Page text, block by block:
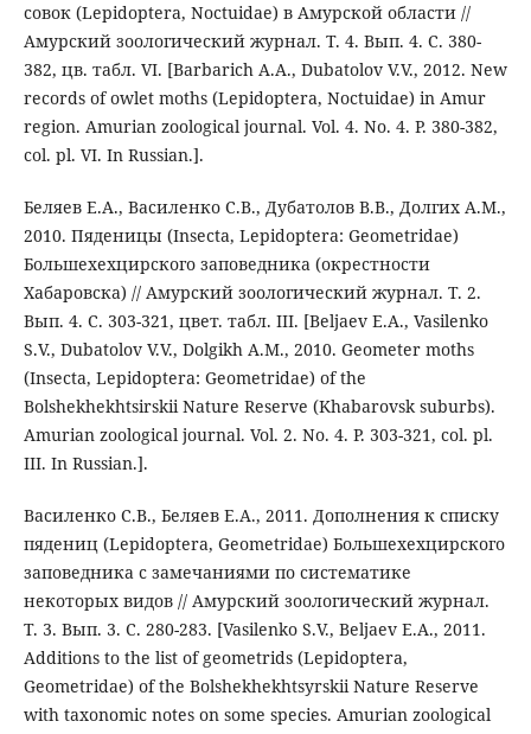
совок (Lepidoptera, Noctuidae) в Амурской области //
Амурский зоологический журнал. Т. 4. Вып. 4. С. 380-
382, цв. табл. VI. [Barbarich A.A., Dubatolov V.V., 2012. New
records of owlet moths (Lepidoptera, Noctuidae) in Amur
region. Amurian zoological journal. Vol. 4. No. 4. P. 380-382,
col. pl. VI. In Russian.].
Беляев Е.А., Василенко С.В., Дубатолов В.В., Долгих А.М.,
2010. Пяденицы (Insecta, Lepidoptera: Geometridae)
Большехехцирского заповедника (окрестности
Хабаровска) // Амурский зоологический журнал. Т. 2.
Вып. 4. С. 303-321, цвет. табл. III. [Beljaev E.A., Vasilenko
S.V., Dubatolov V.V., Dolgikh A.M., 2010. Geometer moths
(Insecta, Lepidoptera: Geometridae) of the
Bolshekhekhtsirskii Nature Reserve (Khabarovsk suburbs).
Amurian zoological journal. Vol. 2. No. 4. P. 303-321, col. pl.
III. In Russian.].
Василенко С.В., Беляев Е.А., 2011. Дополнения к списку
пядениц (Lepidoptera, Geometridae) Большехехцирского
заповедника с замечаниями по систематике
некоторых видов // Амурский зоологический журнал.
Т. 3. Вып. 3. С. 280-283. [Vasilenko S.V., Beljaev E.A., 2011.
Additions to the list of geometrids (Lepidoptera,
Geometridae) of the Bolshekhekhtsyrskii Nature Reserve
with taxonomic notes on some species. Amurian zoological